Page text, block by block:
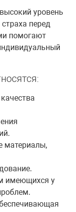
уровень
перед
помогают
материалы,
имеющихся у